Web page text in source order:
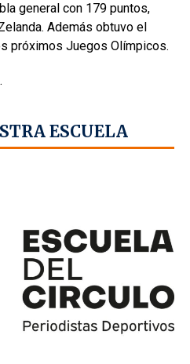
general con 179 puntos,
Además obtuvo el
próximos Juegos Olímpicos.
ESCUELA